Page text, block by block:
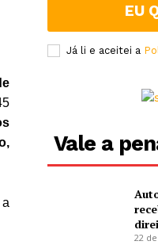
EU
Já li e aceitei a
Vale a
22